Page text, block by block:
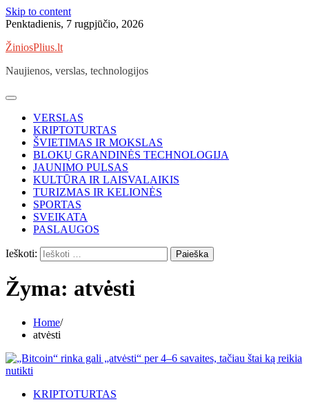
Skip to content
Penktadienis, 7 rugpjūčio, 2026
ŽiniosPlius.lt
Naujienos, verslas, technologijos
VERSLAS
KRIPTOTURTAS
ŠVIETIMAS IR MOKSLAS
BLOKŲ GRANDINĖS TECHNOLOGIJA
JAUNIMO PULSAS
KULTŪRA IR LAISVALAIKIS
TURIZMAS IR KELIONĖS
SPORTAS
SVEIKATA
PASLAUGOS
Ieškoti:
Žyma: atvėsti
Home
atvėsti
KRIPTOTURTAS